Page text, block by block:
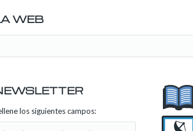
WEB
los siguientes campos: